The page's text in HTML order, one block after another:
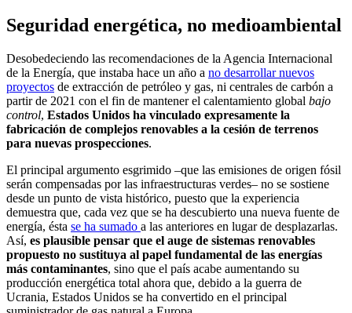
Seguridad energética, no medioambiental
Desobedeciendo las recomendaciones de la Agencia Internacional
de la Energía, que instaba hace un año a no desarrollar nuevos
proyectos de extracción de petróleo y gas, ni centrales de carbón a
partir de 2021 con el fin de mantener el calentamiento global bajo
control, Estados Unidos ha vinculado expresamente la
fabricación de complejos renovables a la cesión de terrenos
para nuevas prospecciones.
El principal argumento esgrimido –que las emisiones de origen fósil
serán compensadas por las infraestructuras verdes– no se sostiene
desde un punto de vista histórico, puesto que la experiencia
demuestra que, cada vez que se ha descubierto una nueva fuente de
energía, ésta se ha sumado a las anteriores en lugar de desplazarlas.
Así, es plausible pensar que el auge de sistemas renovables
propuesto no sustituya al papel fundamental de las energías
más contaminantes, sino que el país acabe aumentando su
producción energética total ahora que, debido a la guerra de
Ucrania, Estados Unidos se ha convertido en el principal